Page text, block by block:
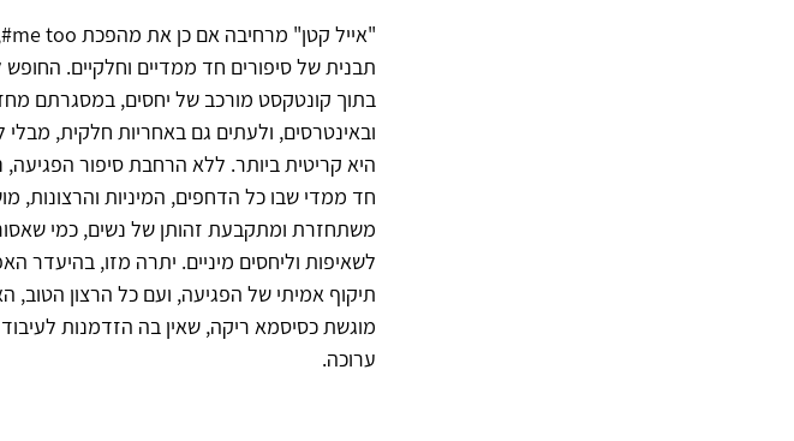
"אייל קטן" מרחיבה אם כן את מהפכת #me too
תבנית של סיפורים חד ממדיים וחלקיים.
בתוך קונטקסט מורכב של יחסים, במסגרתם
ובאינטרסים, ולעתים גם באחריות חלקית,
היא קריטית ביותר. ללא הרחבת סיפור הפגיעה,
חד ממדי שבו כל הדחפים, המיניות והרצונות,
משתחזרת ומתקבעת זהותן של נשים, כמי
לשאיפות וליחסים מיניים. יתרה מזו,
תיקוף אמיתי של הפגיעה, ועם כל הרצון הטוב,
מוגשת כסיסמא ריקה, שאין בה הזדמנות
ערוכה.